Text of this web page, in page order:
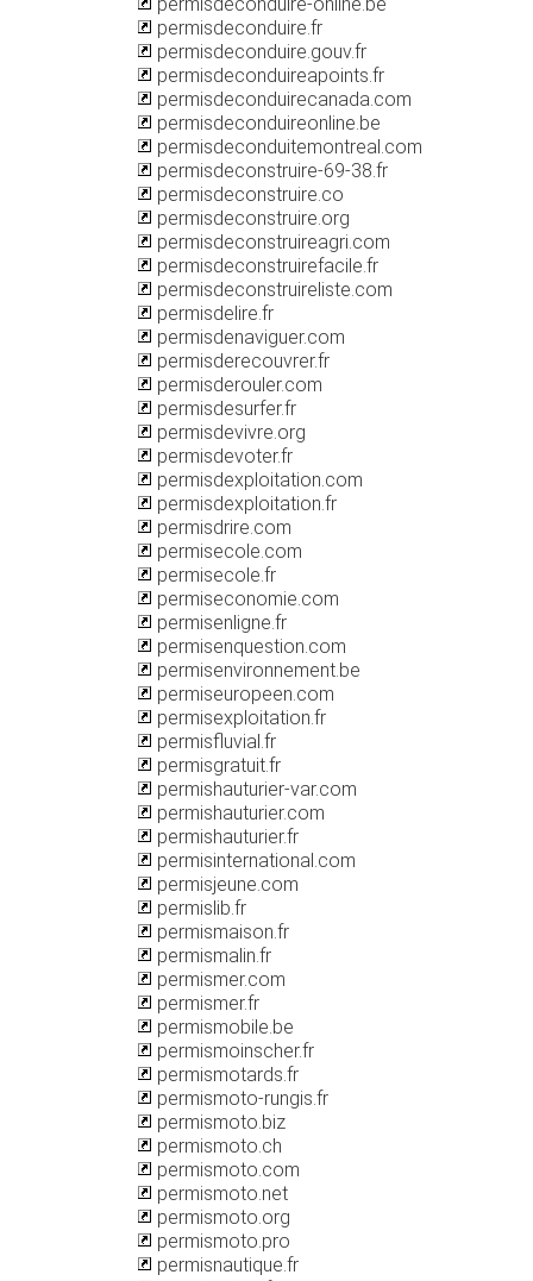
permisdeconduire.fr
permisdeconduire.gouv.fr
permisdeconduireapoints.fr
permisdeconduirecanada.com
permisdeconduireonline.be
permisdeconduitemontreal.com
permisdeconstruire-69-38.fr
permisdeconstruire.co
permisdeconstruire.org
permisdeconstruireagri.com
permisdeconstruirefacile.fr
permisdeconstruireliste.com
permisdelire.fr
permisdenaviguer.com
permisderecouvrer.fr
permisderouler.com
permisdesurfer.fr
permisdevivre.org
permisdevoter.fr
permisdexploitation.com
permisdexploitation.fr
permisdrire.com
permisecole.com
permisecole.fr
permiseconomie.com
permisenligne.fr
permisenquestion.com
permisenvironnement.be
permiseuropeen.com
permisexploitation.fr
permisfluvial.fr
permisgratuit.fr
permishauturier-var.com
permishauturier.com
permishauturier.fr
permisinternational.com
permisjeune.com
permislib.fr
permismaison.fr
permismalin.fr
permismer.com
permismer.fr
permismobile.be
permismoinscher.fr
permismotards.fr
permismoto-rungis.fr
permismoto.biz
permismoto.ch
permismoto.com
permismoto.net
permismoto.org
permismoto.pro
permisnautique.fr